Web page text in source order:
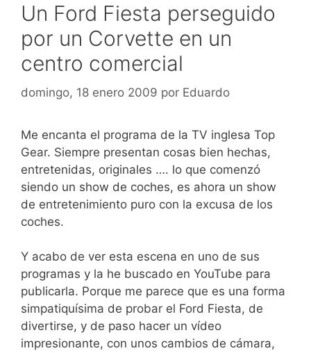
Un Ford Fiesta perseguido
por un Corvette en un
centro comercial
domingo, 18 enero 2009 por Eduardo
Me encanta el programa de la TV inglesa Top
Gear. Siempre presentan cosas bien hechas,
entretenidas, originales …. lo que comenzó
siendo un show de coches, es ahora un show
de entretenimiento puro con la excusa de los
coches.
Y acabo de ver esta escena en uno de sus
programas y la he buscado en YouTube para
publicarla. Porque me parece que es una forma
simpatiquísima de probar el Ford Fiesta, de
divertirse, y de paso hacer un vídeo
impresionante, con unos cambios de cámara,